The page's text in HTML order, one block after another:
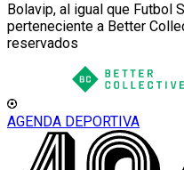
Bolavip, al igual que Futbol
perteneciente a Better
reservados
AGENDA DEPORTIVA